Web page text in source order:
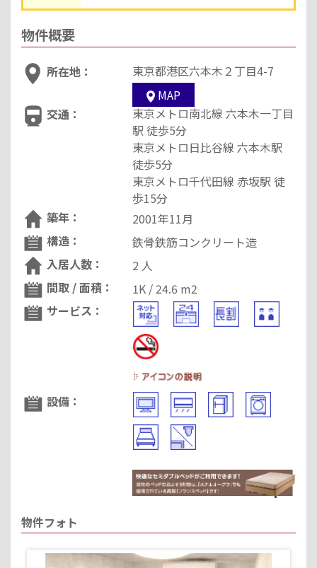
物件概要
所在地：
東京都港区六本木２丁目4-7
MAP
交通：
東京メトロ南北線 六本木一丁目
駅 徒歩5分
東京メトロ日比谷線 六本木駅
徒歩5分
東京メトロ千代田線 赤坂駅 徒
歩15分
築年：
2001年11月
構造：
鉄骨鉄筋コンクリート造
入居人数：
2 人
間取 / 面積：
1K / 24.6 m2
サービス：
設備：
物件フォト